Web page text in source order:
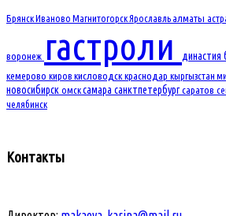
БрянскИваново МагнитогорскЯрославльалматы
воронеж гастроли династия
кемерово киров кисловодск краснодар кыргызстан
новосибирск омсксамара санктпетербургсаратов
челябинск
Контакты